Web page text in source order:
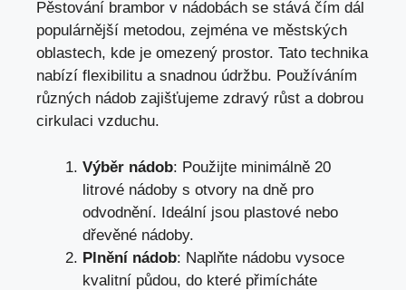
Pěstování brambor v nádobách se stává čím dál
populárnější metodou, zejména ve městských
oblastech, kde je omezený prostor. Tato technika
nabízí flexibilitu a snadnou údržbu. Používáním
různých nádob zajišťujeme zdravý růst a dobrou
cirkulaci vzduchu.
Výběr nádob: Použijte minimálně 20
litrové nádoby s otvory na dně pro
odvodnění. Ideální jsou plastové nebo
dřevěné nádoby.
Plnění nádob: Naplňte nádobu vysoce
kvalitní půdou, do které přimícháte